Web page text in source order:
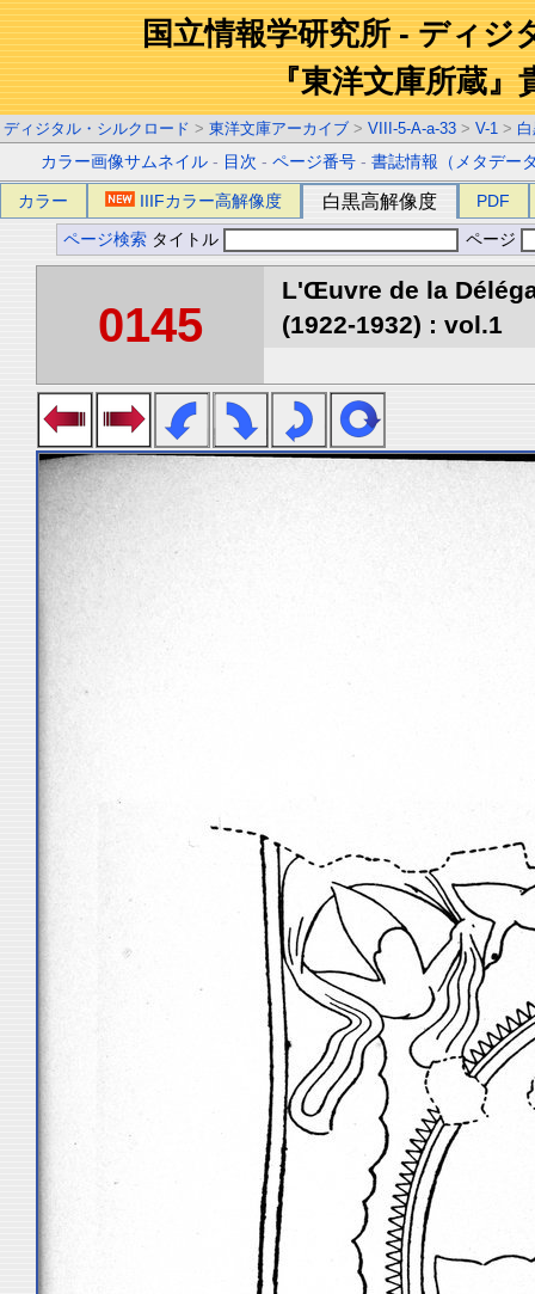
国立情報学研究所 - ディジ
『東洋文庫所蔵』
ディジタル・シルクロード > 東洋文庫アーカイブ > VIII-5-A-a-33 > V-1 >
カラー画像サムネイル - 目次 -ページ番号 -書誌情報（メタデー
カラー IIIFカラー高解像度 白黒高解像度 PDF
ページ検索 タイトル ページ
0145
L'Œuvre de la
(1922-1932) : vol.1